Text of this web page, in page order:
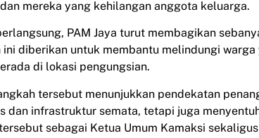
mereka yang kehilangan anggota keluarga.
PAM Jaya turut membagikan
diberikan untuk membantu melindungi warga
di lokasi pengungsian.
tersebut menunjukkan pendekatan
dan infrastruktur semata, tetapi juga
sebagai Ketua Umum Kamaksi